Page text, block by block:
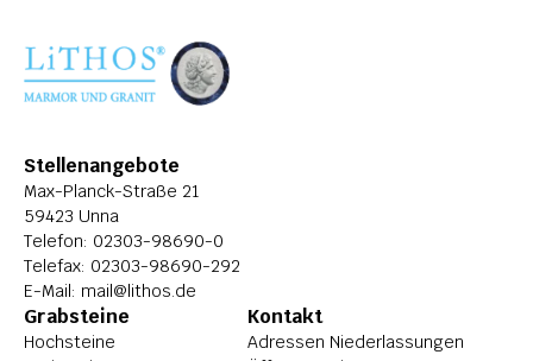
Stellenangebote
Max-Planck-Straße 21
59423 Unna
Telefon: 02303-98690-0
Telefax: 02303-98690-292
E-Mail: mail@lithos.de
Grabsteine
Hochsteine
Kontakt
Adressen Niederlassungen